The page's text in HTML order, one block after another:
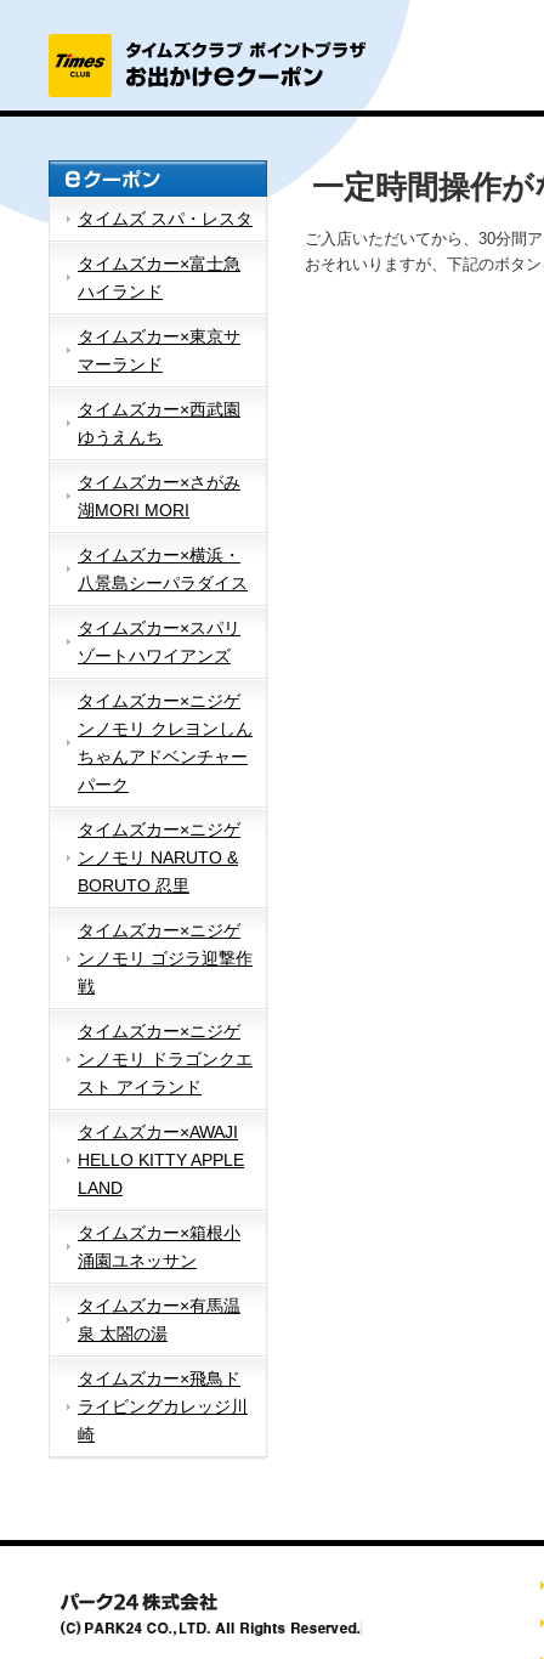
タイムズ スパ・レスタ
タイムズカー×富士急
ハイランド
タイムズカー×東京サ
マーランド
タイムズカー×西武園
ゆうえんち
タイムズカー×さがみ
湖MORI MORI
タイムズカー×横浜・
八景島シーパラダイス
タイムズカー×スパリ
ゾートハワイアンズ
タイムズカー×ニジゲ
ンノモリ クレヨンしん
ちゃんアドベンチャー
パーク
タイムズカー×ニジゲ
ンノモリ NARUTO &
BORUTO 忍里
タイムズカー×ニジゲ
ンノモリ ゴジラ迎撃作
戦
タイムズカー×ニジゲ
ンノモリ ドラゴンクエ
スト アイランド
タイムズカー×AWAJI
HELLO KITTY APPLE
LAND
タイムズカー×箱根小
涌園ユネッサン
タイムズカー×有馬温
泉 太閤の湯
タイムズカー×飛鳥ド
ライビングカレッジ川
崎
一定時間操作
ご入店いただいてから、30分間
おそれいりますが、下記のボタ